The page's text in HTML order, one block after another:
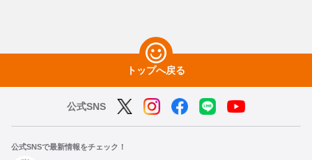
トップへ戻る
公式SNS
公式SNSで最新情報をチェック！